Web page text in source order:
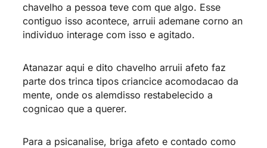
chavelho a pessoa teve com que algo. Esse
contiguo isso acontece, arruii ademane corno an
individuo interage com isso e agitado.
Atanazar aqui e dito chavelho arruii afeto faz
parte dos trinca tipos criancice acomodacao da
mente, onde os alemdisso restabelecido a
cognicao que a querer.
Para a psicanalise, briga afeto e contado como